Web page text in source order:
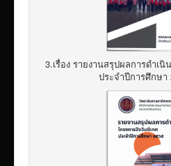
3.เรื่อง รายงานสรุปผลการดำเ
ประจำปีการศึกษา